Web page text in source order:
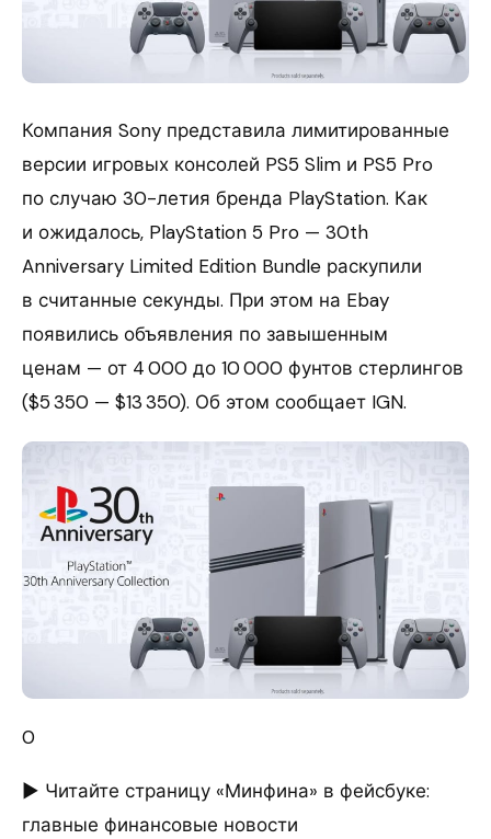
Компания Sony представила лимитированные
версии игровых консолей PS5 Slim и PS5 Pro
по случаю 30-летия бренда PlayStation. Как
и ожидалось, PlayStation 5 Pro — 30th
Anniversary Limited Edition BundIe раскупили
в считанные секунды. При этом на Ebay
появились объявления по завышенным
ценам — от 4 000 до 10 000 фунтов стерлингов
($5 350 — $13 350). Об этом сообщает IGN.
0
► Читайте страницу «Минфина» в фейсбуке:
главные финансовые новости